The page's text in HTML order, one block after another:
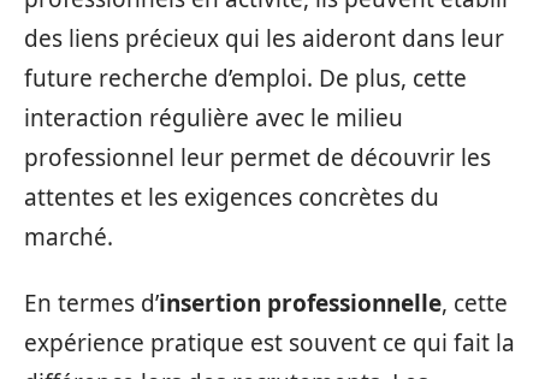
des liens précieux qui les aideront dans leur
future recherche d’emploi. De plus, cette
interaction régulière avec le milieu
professionnel leur permet de découvrir les
attentes et les exigences concrètes du
marché.
En termes d’insertion professionnelle, cette
expérience pratique est souvent ce qui fait la